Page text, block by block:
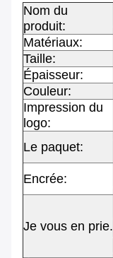
Nom du
produit:
Matériaux:
Taille:
Épaisseur:
Couleur:
Impression du
logo:
Le paquet:
Encrée:
Je vous en prie.